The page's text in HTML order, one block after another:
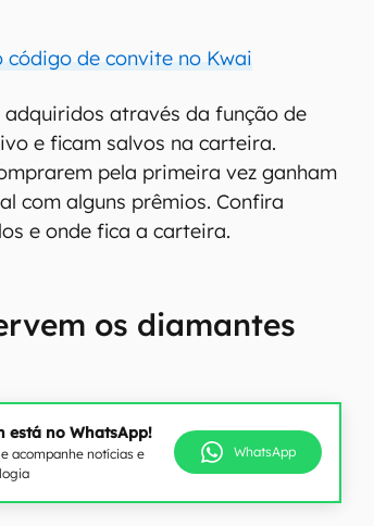
código de convite no Kwai
adquiridos através da função de
e ficam salvos na carteira.
pela primeira vez ganham
com alguns prêmios. Confira
e onde fica a carteira.
os diamantes
está no WhatsApp!
acompanhe notícias e
WhatsApp